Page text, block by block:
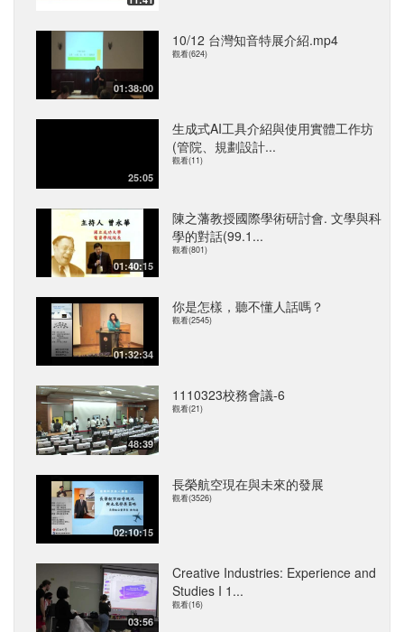
01:38:00
10/12 台灣知音特展介紹.mp4
觀看(624)
25:05
生成式AI工具介紹與使用實體工作坊
(管院、規劃設計...
觀看(11)
01:40:15
陳之藩教授國際學術研討會. 文學與科
學的對話(99.1...
觀看(801)
01:32:34
你是怎樣，聽不懂人話嗎？
觀看(2545)
48:39
1110323校務會議-6
觀看(21)
02:10:15
長榮航空現在與未來的發展
觀看(3526)
03:56
Creative Industries: Experience and
Studies I 1...
觀看(16)